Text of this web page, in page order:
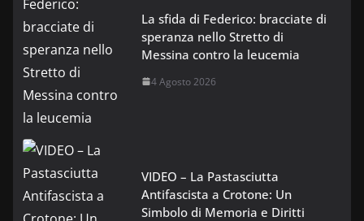
La sfida di Federico: bracciate di
speranza nello Stretto di
Messina contro la leucemia
4 Agosto 2026
VIDEO – La Pastasciutta
Antifascista a Crotone: Un
Simbolo di Memoria e Diritti